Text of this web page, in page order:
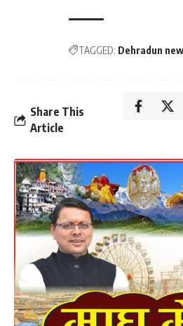
TAGGED: Dehradun
Share This
Article